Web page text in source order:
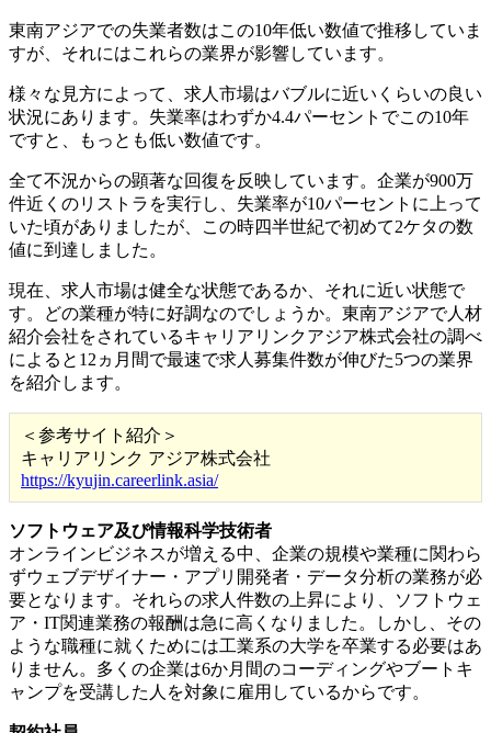
東南アジアでの失業者数はこの10年低い数値で推移していま
すが、それにはこれらの業界が影響しています。
様々な見方によって、求人市場はバブルに近いくらいの良い
状況にあります。失業率はわずか4.4パーセントでこの10年
ですと、もっとも低い数値です。
全て不況からの顕著な回復を反映しています。企業が900万
件近くのリストラを実行し、失業率が10パーセントに上って
いた頃がありましたが、この時四半世紀で初めて2ケタの数
値に到達しました。
現在、求人市場は健全な状態であるか、それに近い状態で
す。どの業種が特に好調なのでしょうか。東南アジアで人材
紹介会社をされているキャリアリンクアジア株式会社の調べ
によると12ヵ月間で最速で求人募集件数が伸びた5つの業界
を紹介します。
＜参考サイト紹介＞
キャリアリンク アジア株式会社
https://kyujin.careerlink.asia/
ソフトウェア及び情報科学技術者
オンラインビジネスが増える中、企業の規模や業種に関わら
ずウェブデザイナー・アプリ開発者・データ分析の業務が必
要となります。それらの求人件数の上昇により、ソフトウェ
ア・IT関連業務の報酬は急に高くなりました。しかし、その
ような職種に就くためには工業系の大学を卒業する必要はあ
りません。多くの企業は6か月間のコーディングやブートキ
ャンプを受講した人を対象に雇用しているからです。